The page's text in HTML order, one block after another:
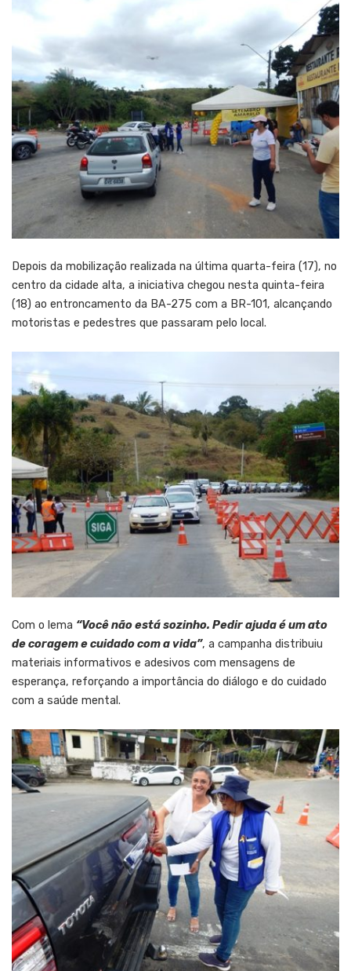
Depois da mobilização realizada na última quarta-feira (17), no
centro da cidade alta, a iniciativa chegou nesta quinta-feira
(18) ao entroncamento da BA-275 com a BR-101, alcançando
motoristas e pedestres que passaram pelo local.
Com o lema “Você não está sozinho. Pedir ajuda é um ato
de coragem e cuidado com a vida”, a campanha distribuiu
materiais informativos e adesivos com mensagens de
esperança, reforçando a importância do diálogo e do cuidado
com a saúde mental.